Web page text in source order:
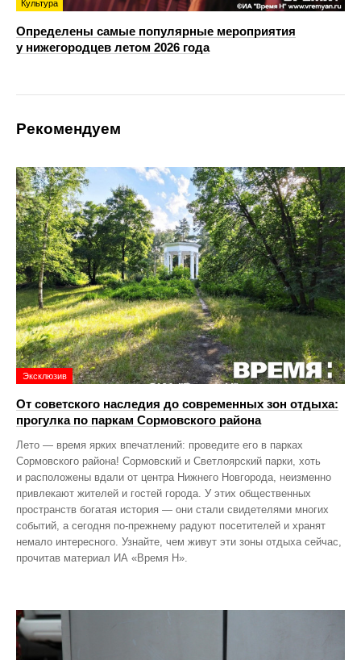
Культура
Определены самые популярные мероприятия
у нижегородцев летом 2026 года
Рекомендуем
Эксклюзив
От советского наследия до современных зон отдыха:
прогулка по паркам Сормовского района
Лето — время ярких впечатлений: проведите его в парках
Сормовского района! Сормовский и Светлоярский парки, хоть
и расположены вдали от центра Нижнего Новгорода, неизменно
привлекают жителей и гостей города. У этих общественных
пространств богатая история — они стали свидетелями многих
событий, а сегодня по‑прежнему радуют посетителей и хранят
немало интересного. Узнайте, чем живут эти зоны отдыха сейчас,
прочитав материал ИА «Время Н».